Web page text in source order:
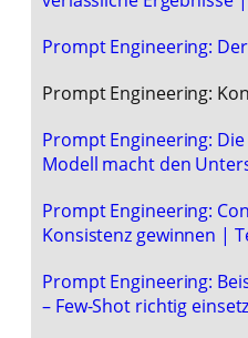
Prompt Engineering:
Prompt Engineering:
Prompt Engineering:
Modell macht den
Prompt Engineering:
Konsistenz gewinnen |
Prompt Engineering:
– Few-Shot richtig